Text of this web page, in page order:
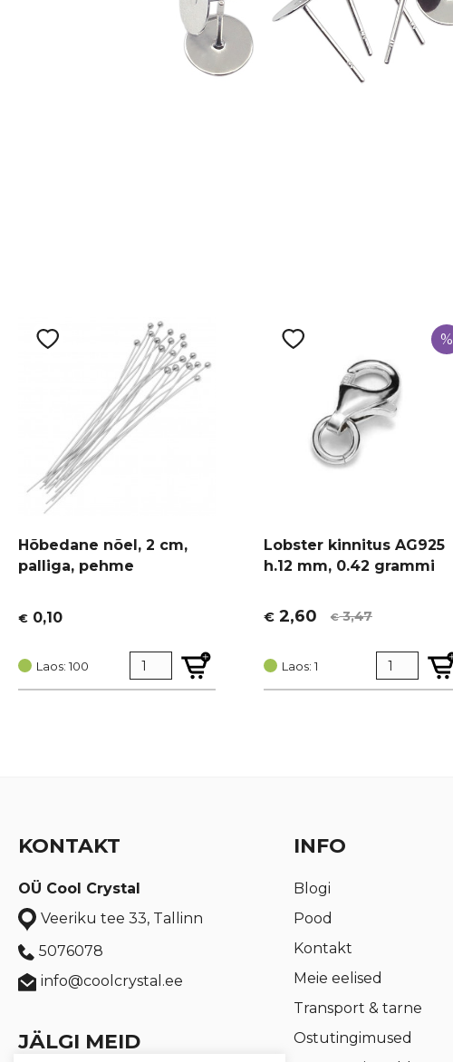
Hõbedane nõel, 2 cm,
palliga, pehme
€ 0,10
Laos: 100
%
Lobster kinnitus AG925
h.12 mm, 0.42 grammi
€3,47
Algne
oli:
€ 3,47.
€ 2,60
Current
is:
€ 2,60.
Laos: 1
KONTAKT
OÜ Cool Crystal
Veeriku tee 33, Tallinn
5076078
info@coolcrystal.ee
JÄLGI MEID
INFO
Blogi
Pood
Kontakt
Meie eelised
Transport & tarne
Ostutingimused